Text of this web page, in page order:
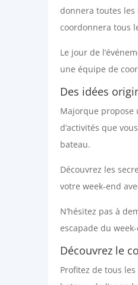
donnera toutes
coordonnera tous
Le jour de
une équipe de
Des idées
Majorque propose
d’activités que
bateau.
Découvrez les
votre week-end
N’hésitez pas à
escapade du
Découvrez le
Profitez de tous